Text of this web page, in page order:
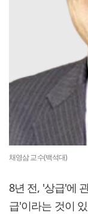
채영삼 교수(백석대)
8년 전, '상급'에
급'이라는 것이